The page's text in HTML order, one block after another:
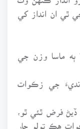
ٿي ان انداز کي
ٻه ماسا وزن جي
جي زڪوات
جواب: زڪوات ۾ چاليهون حصو 40/1 ڏيڻ فرض ٿئي ٿو،
هڪ تولو چار